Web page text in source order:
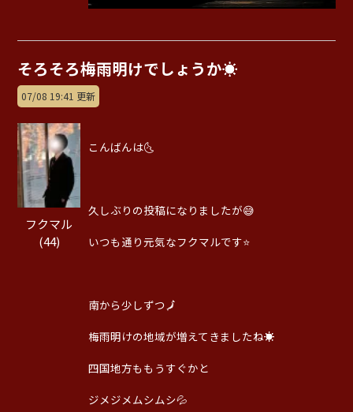
そろそろ梅雨明けでしょうか☀️
07/08 19:41 更新
フクマル
(44)
こんばんは🌜️
久しぶりの投稿になりましたが😅
いつも通り元気なフクマルです⭐
南から少しずつ🗾
梅雨明けの地域が増えてきましたね☀️
四国地方ももうすぐかと
ジメジメムシムシ💦